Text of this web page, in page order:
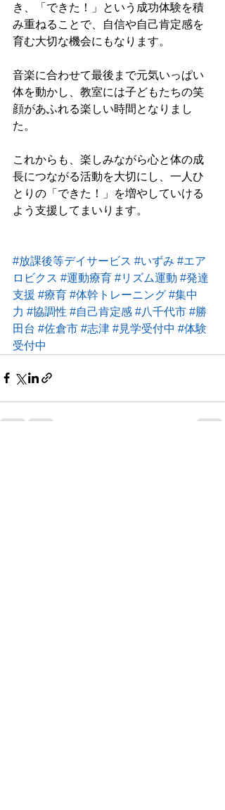
き、「できた！」という成功体験を積
み重ねることで、自信や自己肯定感を
育む大切な機会にもなります。
音楽に合わせて最後まで元気いっぱい
体を動かし、教室には子どもたちの笑
顔があふれる楽しい時間となりまし
た。
これからも、楽しみながら心と体の成
長につながる活動を大切にし、一人ひ
とりの「できた！」を増やしていける
よう支援してまいります。
#放課後等デイサービス #いずみ #エア
ロビクス #運動療育 #リズム運動 #発達
支援 #療育 #体幹トレーニング #集中
力 #協調性 #自己肯定感 #八千代市 #勝
田台 #佐倉市 #志津 #見学受付中 #体験
受付中